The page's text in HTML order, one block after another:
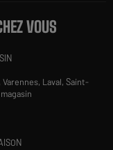
VOUS
Varennes, Laval,Saint-